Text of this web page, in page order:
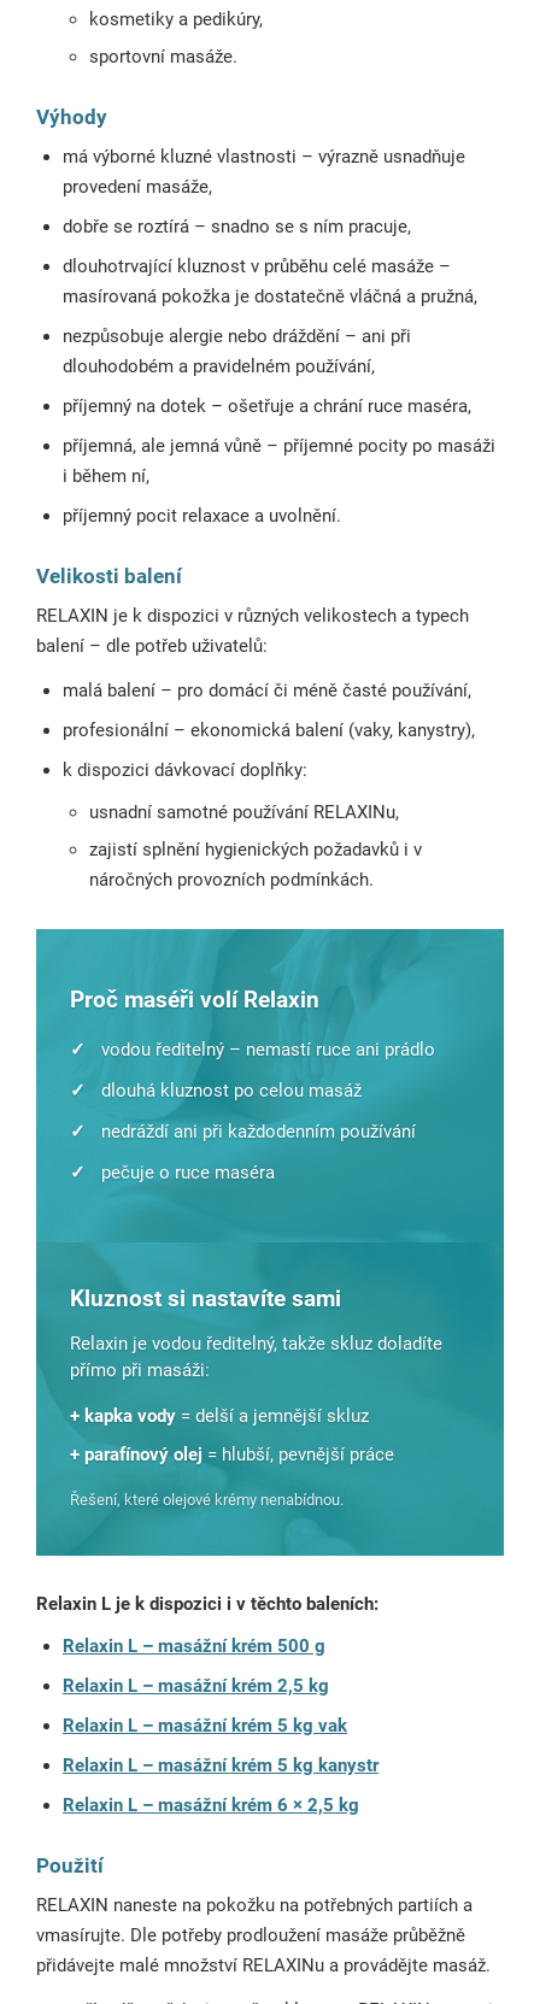
kosmetiky a pedikúry,
sportovní masáže.
Výhody
má výborné kluzné vlastnosti – výrazně usnadňuje
provedení masáže,
dobře se roztírá – snadno se s ním pracuje,
dlouhotrvající kluznost v průběhu celé masáže –
masírovaná pokožka je dostatečně vláčná a pružná,
nezpůsobuje alergie nebo dráždění – ani při
dlouhodobém a pravidelném používání,
příjemný na dotek – ošetřuje a chrání ruce maséra,
příjemná, ale jemná vůně – příjemné pocity po masáži
i během ní,
příjemný pocit relaxace a uvolnění.
Velikosti balení
RELAXIN je k dispozici v různých velikostech a typech
balení – dle potřeb uživatelů:
malá balení – pro domácí či méně časté používání,
profesionální – ekonomická balení (vaky, kanystry),
k dispozici dávkovací doplňky:
usnadní samotné používání RELAXINu,
zajistí splnění hygienických požadavků i v
náročných provozních podmínkách.
Proč maséři volí Relaxin
✓
vodou ředitelný – nemastí ruce ani prádlo
✓
dlouhá kluznost po celou masáž
✓
nedráždí ani při každodenním používání
✓
pečuje o ruce maséra
Kluznost si nastavíte sami
Relaxin je vodou ředitelný, takže skluz doladíte
přímo při masáži:
+ kapka vody = delší a jemnější skluz
+ parafínový olej = hlubší, pevnější práce
Řešení, které olejové krémy nenabídnou.
Relaxin L je k dispozici i v těchto baleních:
Relaxin L – masážní krém 500 g
Relaxin L – masážní krém 2,5 kg
Relaxin L – masážní krém 5 kg vak
Relaxin L – masážní krém 5 kg kanystr
Relaxin L – masážní krém 6 × 2,5 kg
Použití
RELAXIN naneste na pokožku na potřebných partiích a
vmasírujte. Dle potřeby prodloužení masáže průběžně
přidávejte malé množství RELAXINu a provádějte masáž.